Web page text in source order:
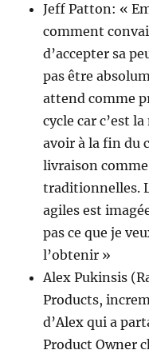
Jeff Patton: «
comment
d’accepter sa
pas être
attend comme
cycle car c’est
avoir à la fin du
livraison
traditionnelles.
agiles est
pas ce que je
l’obtenir »
Alex Pukinsis
Products,
d’Alex qui a
Product Owner